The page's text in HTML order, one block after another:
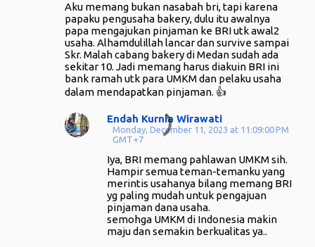
Aku memang bukan nasabah bri, tapi karena
papaku pengusaha bakery, dulu itu awalnya
papa mengajukan pinjaman ke BRI utk awal2
usaha. Alhamdulillah lancar dan survive sampai
Skr. Malah cabang bakery di Medan sudah ada
sekitar 10. Jadi memang harus diakuin BRI ini
bank ramah utk para UMKM dan pelaku usaha
dalam mendapatkan pinjaman. 👍
Endah Kurnia Wirawati
Monday, December 11, 2023 at 11:09:00 PM
GMT+7
Iya, BRI memang pahlawan UMKM sih.
Hampir semua teman-temanku yang
merintis usahanya bilang memang BRI
yg paling mudah untuk pengajuan
pinjaman dana usaha.
semohga UMKM di Indonesia makin
maju dan semakin berkualitas ya..